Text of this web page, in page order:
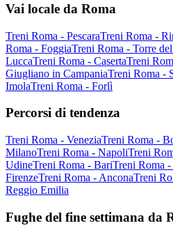
Vai locale da Roma
Treni Roma - PescaraTreni Roma -
Roma - FoggiaTreni Roma - Torre
LuccaTreni Roma - CasertaTreni
Giugliano in CampaniaTreni Roma -
ImolaTreni Roma - Forlì
Percorsi di tendenza
Treni Roma - VeneziaTreni Roma -
MilanoTreni Roma - NapoliTreni
UdineTreni Roma - BariTreni Roma -
FirenzeTreni Roma - AnconaTreni
Reggio Emilia
Fughe del fine settimana da